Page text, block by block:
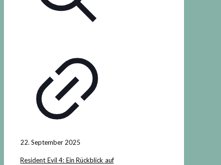
22. September 2025
Resident Evil 4: Ein Rückblick auf